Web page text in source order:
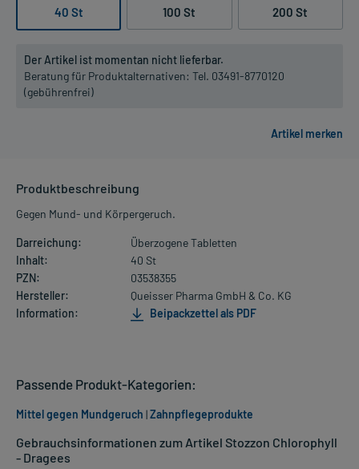
40 St 100 St 200 St
Der Artikel ist momentan nicht lieferbar.
Beratung für Produktalternativen: Tel. 03491-8770120
(gebührenfrei)
Produktbeschreibung
Gegen Mund- und Körpergeruch.
Darreichung:
Überzogene Tabletten
Inhalt:
40 St
PZN:
03538355
Hersteller:
Queisser Pharma GmbH & Co. KG
Information:
Beipackzettel als PDF
Gebrauchsinformationen zum Artikel Stozzon Chlorophyll
- Dragees
Passende Produkt-Kategorien:
Mittel gegen Mundgeruch |Zahnpflegeprodukte